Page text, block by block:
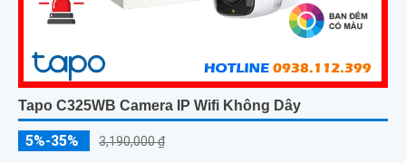
Tapo C325WB Camera IP Wifi Không Dây
5%-35% 3,190,000 ₫